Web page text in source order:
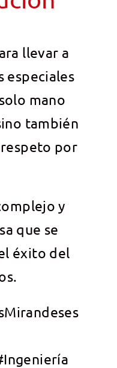
llevar a
especiales
mano
también
por
y
que se
éxito del